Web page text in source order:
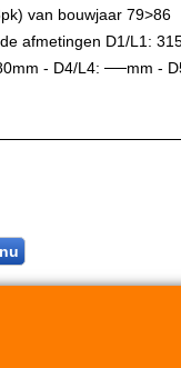
van bouwjaar 79>86
afmetingen D1/L1:
- D4/L4: ──mm -